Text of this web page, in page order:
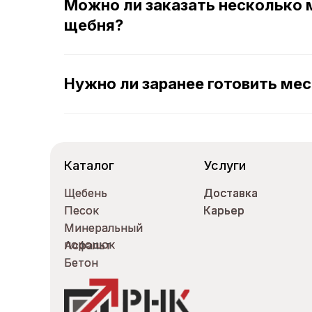
Можно ли заказать несколько
щебня?
Нужно ли заранее готовить
Доставка
Доставка
Карьер
Карьер
Каталог
Щебень
Щебень
Песок
Песок
Минеральный
порошок
Минеральный
порошок
Асфальт
Асфальт
Бетон
Бетон
Услуги